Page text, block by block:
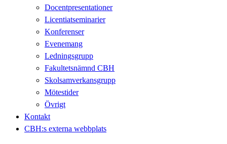
Docentpresentationer
Licentiatseminarier
Konferenser
Evenemang
Ledningsgrupp
Fakultetsnämnd CBH
Skolsamverkansgrupp
Mötestider
Övrigt
Kontakt
CBH:s externa webbplats